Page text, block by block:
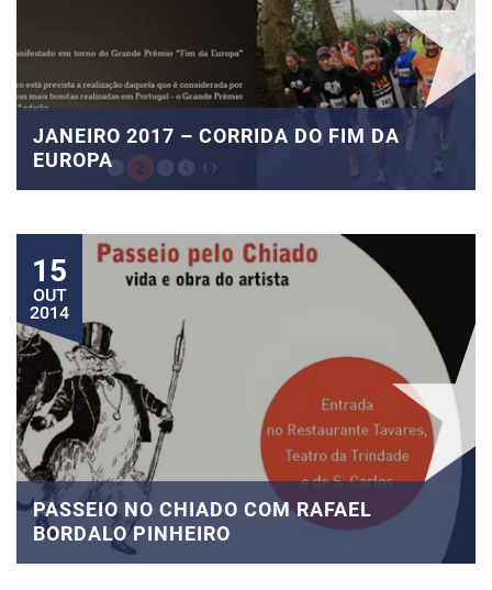
JANEIRO 2017 – CORRIDA DO FIM DA
EUROPA
15
OUT
2014
PASSEIO NO CHIADO COM RAFAEL
BORDALO PINHEIRO